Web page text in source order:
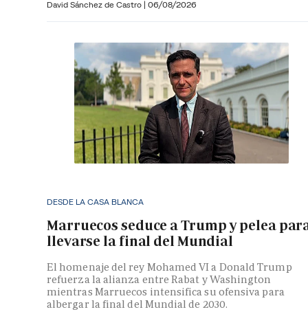
David Sánchez de Castro | 06/08/2026
DESDE LA CASA BLANCA
Marruecos seduce a Trump y pelea
llevarse la final del Mundial
El homenaje del rey Mohamed VI a Donald Trump
refuerza la alianza entre Rabat y Washington
mientras Marruecos intensifica su ofensiva para
albergar la final del Mundial de 2030.